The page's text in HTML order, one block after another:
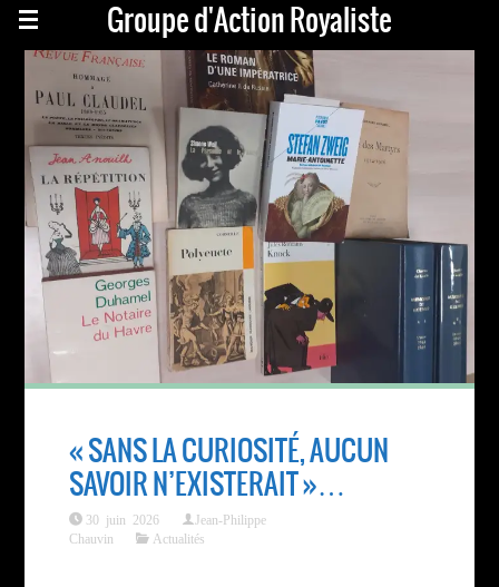
Groupe d'Action Royaliste
« SANS LA CURIOSITÉ, AUCUN
SAVOIR N’EXISTERAIT »…
30 juin 2026
Jean-Philippe
Chauvin
Actualités